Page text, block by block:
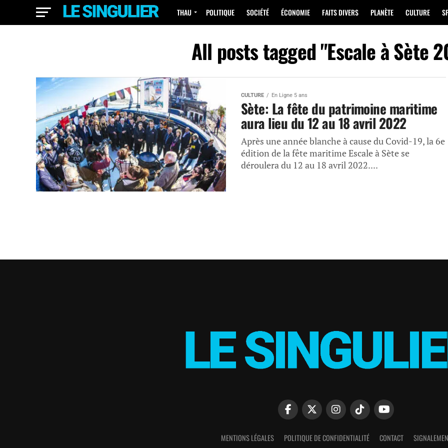
THAU POLITIQUE SOCIÉTÉ ÉCONOMIE FAITS DIVERS PLANÈTE CULTURE
All posts tagged "Escale à Sète
CULTURE En Ligne 5 ans
Sète: La fête du patrimoine maritime
aura lieu du 12 au 18 avril 2022
Après une année blanche à cause du Covid-19, la 6e
édition de la fête maritime Escale à Sète se
déroulera du 12 au 18 avril 2022....
MENTIONS LÉGALES POLITIQUE DE CONFIDENTIALITÉ CONTACT